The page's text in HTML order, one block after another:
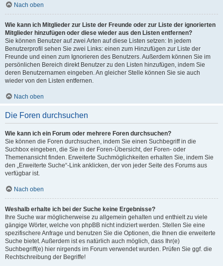
Nach oben
Wie kann ich Mitglieder zur Liste der Freunde oder zur Liste der ignorierten
Mitglieder hinzufügen oder diese wieder aus den Listen entfernen?
Sie können Benutzer auf zwei Arten auf diese Listen setzen: In jedem
Benutzerprofil sehen Sie zwei Links: einen zum Hinzufügen zur Liste der
Freunde und einen zum Ignorieren des Benutzers. Außerdem können Sie im
persönlichen Bereich direkt Benutzer zu den Listen hinzufügen, indem Sie
deren Benutzernamen eingeben. An gleicher Stelle können Sie sie auch
wieder von den Listen entfernen.
Nach oben
Die Foren durchsuchen
Wie kann ich ein Forum oder mehrere Foren durchsuchen?
Sie können die Foren durchsuchen, indem Sie einen Suchbegriff in die
Suchbox eingeben, die Sie in der Foren-Übersicht, der Foren- oder
Themenansicht finden. Erweiterte Suchmöglichkeiten erhalten Sie, indem Sie
den „Erweiterte Suche“-Link anklicken, der von jeder Seite des Forums aus
verfügbar ist.
Nach oben
Weshalb erhalte ich bei der Suche keine Ergebnisse?
Ihre Suche war möglicherweise zu allgemein gehalten und enthielt zu viele
gängige Wörter, welche von phpBB nicht indiziert werden. Stellen Sie eine
spezifischere Anfrage und benutzen Sie die Optionen, die Ihnen die erweiterte
Suche bietet. Außerdem ist es natürlich auch möglich, dass Ihr(e)
Suchbegriff(e) hier nirgends im Forum verwendet wurden. Prüfen Sie ggf. die
Rechtschreibung der Begriffe!